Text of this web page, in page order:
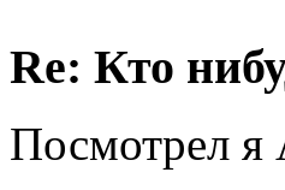
Re: Кто
Посмотрел я